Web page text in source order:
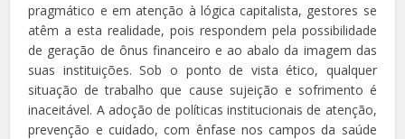
pragmático e em atenção à lógica capitalista, gestores se
atêm a esta realidade, pois respondem pela possibilidade
de geração de ônus financeiro e ao abalo da imagem das
suas instituições. Sob o ponto de vista ético, qualquer
situação de trabalho que cause sujeição e sofrimento é
inaceitável. A adoção de políticas institucionais de atenção,
prevenção e cuidado, com ênfase nos campos da saúde